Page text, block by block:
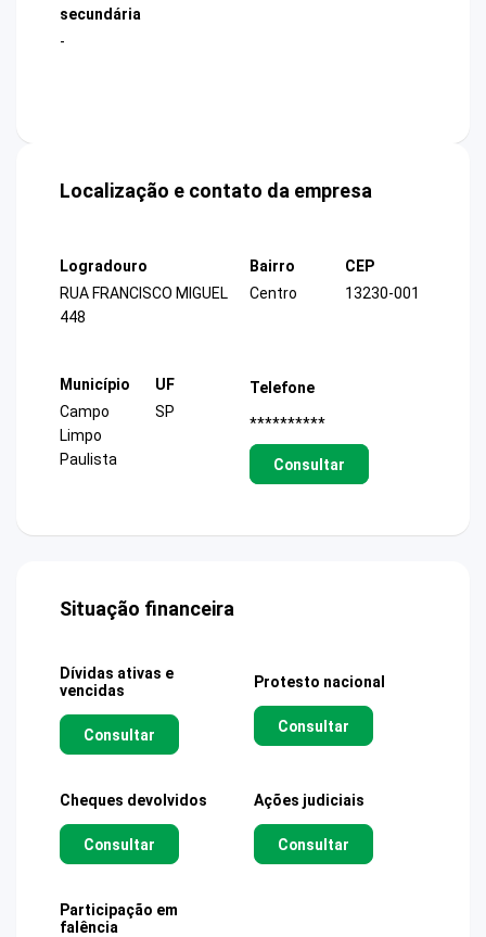
secundária
-
Localização e contato da empresa
Logradouro
RUA FRANCISCO MIGUEL
448
Bairro
Centro
CEP
13230-001
Município
Campo
Limpo
Paulista
UF
SP
Telefone
**********
Consultar
Situação financeira
Dívidas ativas e
vencidas
Consultar
Protesto nacional
Consultar
Cheques devolvidos
Consultar
Ações judiciais
Consultar
Participação em
falência